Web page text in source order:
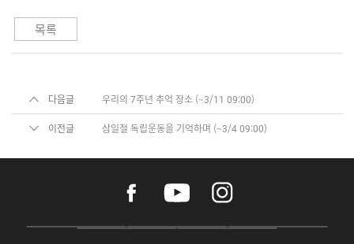
목록
다음글 우리의 7주년 추억 장소 (~3/11 09:00)
이전글 삼일절 독립운동을 기억하며 (~3/4 09:00)
a
e
o
t
i
n
s
t
P
A
G
G
O